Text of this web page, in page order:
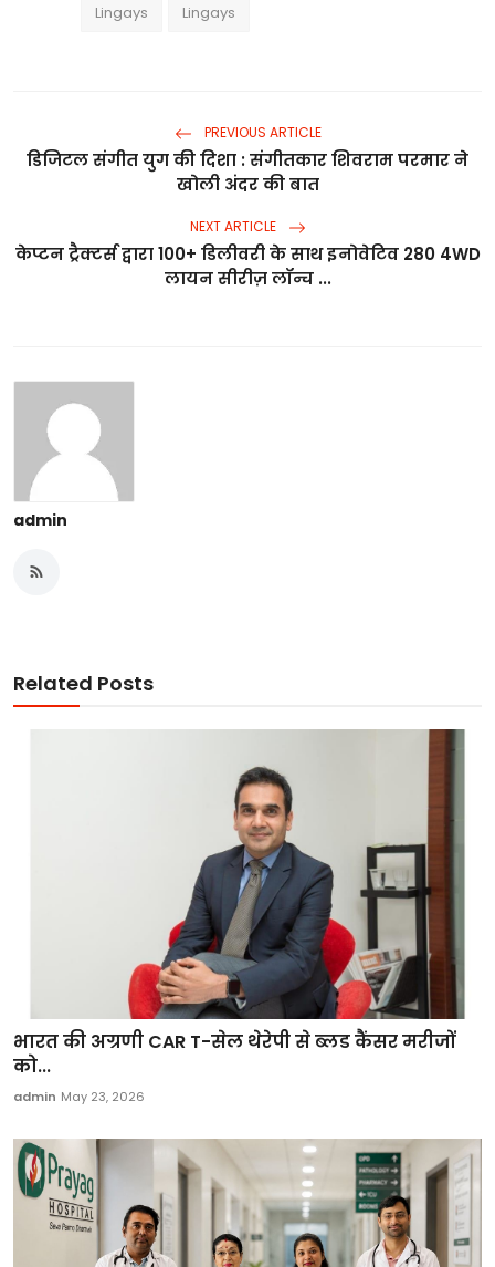
Lingays Lingays
PREVIOUS ARTICLE
डिजिटल संगीत युग की दिशा : संगीतकार शिवराम परमार ने
खोली अंदर की बात
NEXT ARTICLE
केप्टन ट्रैक्टर्स द्वारा 100+ डिलीवरी के साथ इनोवेटिव 280 4WD
लायन सीरीज़ लॉन्च ...
admin
Related Posts
भारत की अग्रणी CAR T-सेल थेरेपी से ब्लड कैंसर मरीजों
को...
admin May 23, 2026